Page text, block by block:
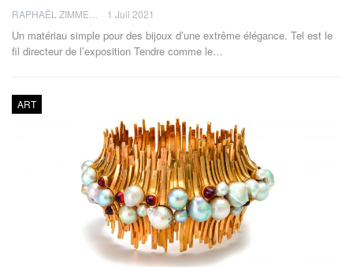
1 Juil 2021
Un matériau simple pour des bijoux d’une extrême élégance. Tel est le
fil directeur de l’exposition Tendre comme le…
ART